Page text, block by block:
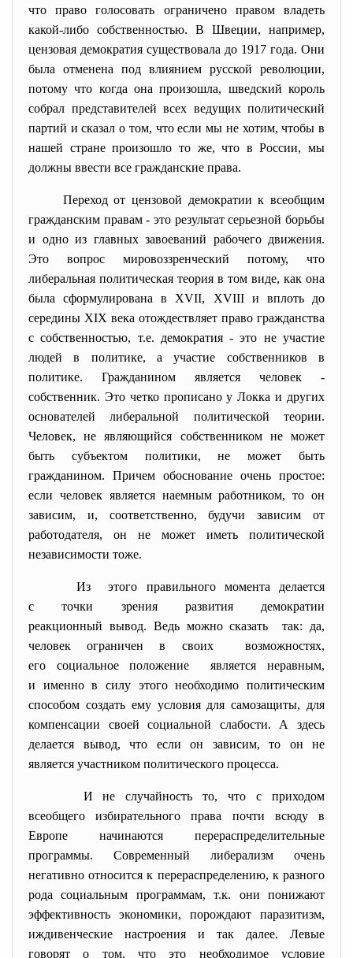
что право голосовать ограничено правом владеть
какой-либо собственностью. В Швеции, например,
цензовая демократия существовала до 1917 года. Они
была отменена под влиянием русской революции,
потому что когда она произошла, шведский король
собрал представителей всех ведущих политический
партий и сказал о том, что если мы не хотим, чтобы в
нашей стране произошло то же, что в России, мы
должны ввести все гражданские права.
Переход от цензовой демократии к всеобщим
гражданским правам - это результат серьезной борьбы
и одно из главных завоеваний рабочего движения.
Это вопрос мировоззренческий потому, что
либеральная политическая теория в том виде, как она
была сформулирована в XVII, XVIII и вплоть до
середины XIX века отождествляет право гражданства
с собственностью, т.е. демократия - это не участие
людей в политике, а участие собственников в
политике. Гражданином является человек -
собственник. Это четко прописано у Локка и других
основателей либеральной политической теории.
Человек, не являющийся собственником не может
быть субъектом политики, не может быть
гражданином. Причем обоснование очень простое:
если человек является наемным работником, то он
зависим, и, соответственно, будучи зависим от
работодателя, он не может иметь политической
независимости тоже.
Из этого правильного момента делается
с точки зрения развития демократии
реакционный вывод. Ведь можно сказать так: да,
человек ограничен в своих возможностях,
его социальное положение является неравным,
и именно в силу этого необходимо политическим
способом создать ему условия для самозащиты, для
компенсации своей социальной слабости. А здесь
делается вывод, что если он зависим, то он не
является участником политического процесса.
И не случайность то, что с приходом
всеобщего избирательного права почти всюду в
Европе начинаются перераспределительные
программы. Современный либерализм очень
негативно относится к перераспределению, к разного
рода социальным программам, т.к. они понижают
эффективность экономики, порождают паразитизм,
иждивенческие настроения и так далее. Левые
говорят о том, что это необходимое условие